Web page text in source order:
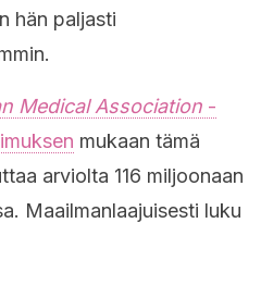
hän paljasti
Medical Association -
mukaan tämä
arviolta 116 miljoonaan
Maailmanlaajuisesti luku